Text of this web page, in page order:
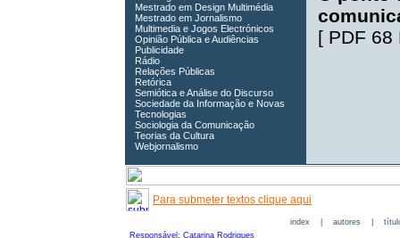
Mestrado em Design Multimédia
Mestrado em Jornalismo
Multimedia e Jogos Electrónicos
Opinião Pública e Audiências
Publicidade
Rádio
Relações Públicas
Retórica
Semiótica e Análise do Discurso
Sociedade da Informação e Novas
Tecnologias
Sociologia da Comunicação
Teorias da Cultura
Webjornalismo
[ PDF 68
Para submeter textos clique aqui
index| autores|